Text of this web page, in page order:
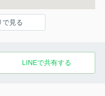
で見る
LINEで共有する